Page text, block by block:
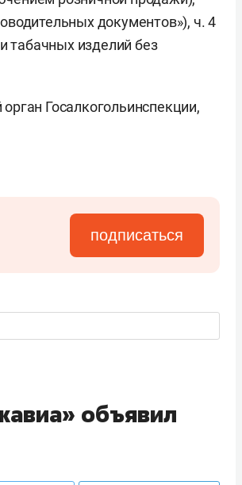
документов»), ч. 4
табачных изделий без
Госалкогольинспекции,
подписаться
объявил